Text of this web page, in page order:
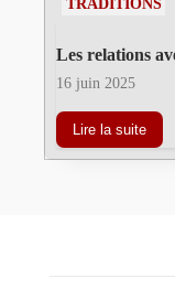
TRADITIONS
Les relations
16 juin 2025
Lire la suite